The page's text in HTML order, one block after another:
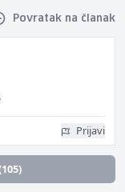
Povratak na članak
Prijavi